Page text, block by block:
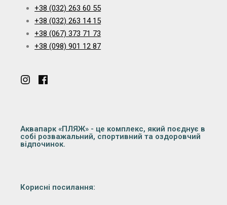
+38 (032) 263 60 55
+38 (032) 263 14 15
+38 (067) 373 71 73
+38 (098) 901 12 87
Аквапарк «ПЛЯЖ» - це комплекс, який поєднує в
собі розважальний, спортивний та оздоровчий
відпочинок.
Корисні посилання: